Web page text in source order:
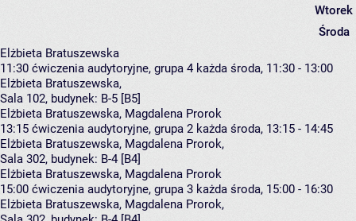
Wtorek
Środa
Elżbieta Bratuszewska
11:30 ćwiczenia audytoryjne, grupa 4 każda środa, 11:30 - 13:00
Elżbieta Bratuszewska,
Sala 102, budynek: B-5 [B5]
Elżbieta Bratuszewska, Magdalena Prorok
13:15 ćwiczenia audytoryjne, grupa 2 każda środa, 13:15 - 14:45
Elżbieta Bratuszewska, Magdalena Prorok,
Sala 302, budynek: B-4 [B4]
Elżbieta Bratuszewska, Magdalena Prorok
15:00 ćwiczenia audytoryjne, grupa 3 każda środa, 15:00 - 16:30
Elżbieta Bratuszewska, Magdalena Prorok,